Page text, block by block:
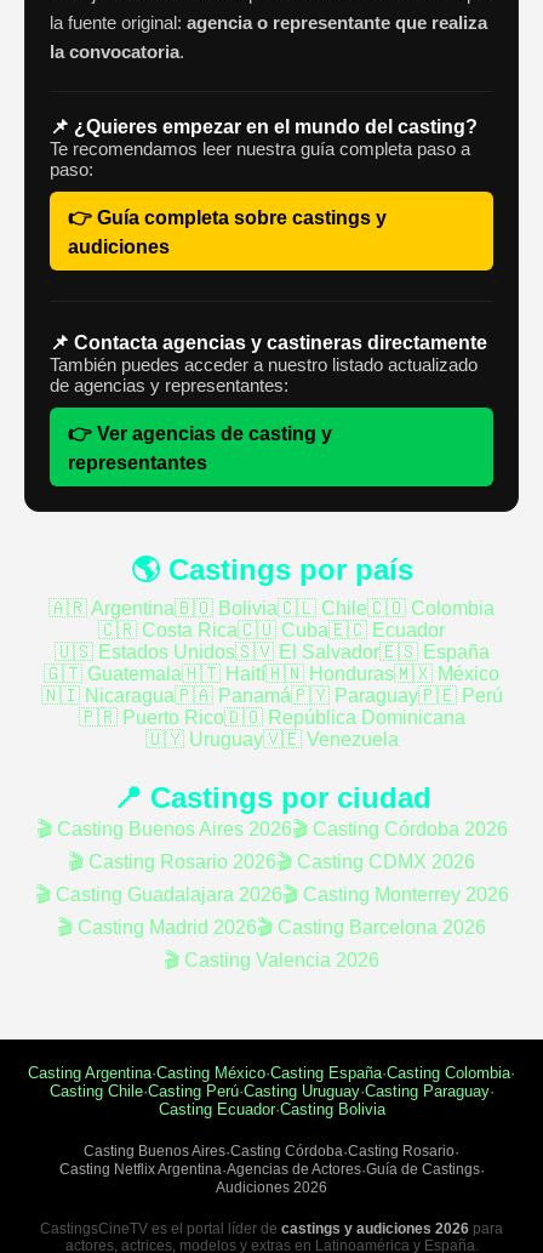
la fuente original: agencia o representante que realiza
la convocatoria.
📌 ¿Quieres empezar en el mundo del casting?
Te recomendamos leer nuestra guía completa paso a
paso:
👉 Guía completa sobre castings y
audiciones
📌 Contacta agencias y castineras directamente
También puedes acceder a nuestro listado actualizado
de agencias y representantes:
👉 Ver agencias de casting y
representantes
🌎 Castings por país
🇦🇷 Argentina🇧🇴 Bolivia🇨🇱 Chile🇨🇴 Colombia
🇨🇷 Costa Rica🇨🇺 Cuba🇪🇨 Ecuador
🇺🇸 Estados Unidos🇸🇻 El Salvador🇪🇸 España
🇬🇹 Guatemala🇭🇹 Haití🇭🇳 Honduras🇲🇽 México
🇳🇮 Nicaragua🇵🇦 Panamá🇵🇾 Paraguay🇵🇪 Perú
🇵🇷 Puerto Rico🇩🇴 República Dominicana
🇺🇾 Uruguay🇻🇪 Venezuela
📍 Castings por ciudad
🎬 Casting Buenos Aires 2026🎬 Casting Córdoba 2026
🎬 Casting Rosario 2026🎬 Casting CDMX 2026
🎬 Casting Guadalajara 2026🎬 Casting Monterrey 2026
🎬 Casting Madrid 2026🎬 Casting Barcelona 2026
🎬 Casting Valencia 2026
Casting Argentina·Casting México·Casting España·Casting Colombia·
Casting Chile·Casting Perú·Casting Uruguay·Casting Paraguay·
Casting Ecuador·Casting Bolivia
Casting Buenos Aires·Casting Córdoba·Casting Rosario·
Casting Netflix Argentina·Agencias de Actores·Guía de Castings·
Audiciones 2026
CastingsCineTV es el portal líder de castings y audiciones 2026 para
actores, actrices, modelos y extras en Latinoamérica y España.